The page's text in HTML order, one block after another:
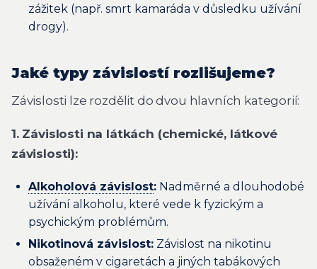
zážitek (např. smrt kamaráda v důsledku užívání
drogy).
Jaké typy závislostí rozlišujeme?
Závislosti lze rozdělit do dvou hlavních kategorií:
1. Závislosti na látkách (chemické, látkové
závislosti):
Alkoholová závislost: Nadměrné a dlouhodobé
užívání alkoholu, které vede k fyzickým a
psychickým problémům.
Nikotinová závislost: Závislost na nikotinu
obsaženém v cigaretách a jiných tabákových